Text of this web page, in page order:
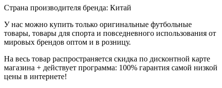
Страна производителя бренда: Китай
У нас можно купить только оригинальные футбольные
товары, товары для спорта и повседневного использования от
мировых брендов оптом и в розницу.
На весь товар распространяется скидка по дисконтной карте
магазина + действует программа: 100% гарантия самой низкой
цены в интернете!